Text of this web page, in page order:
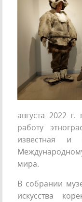
августа 2022
работу
известная и
мира.
В собрании
искусства